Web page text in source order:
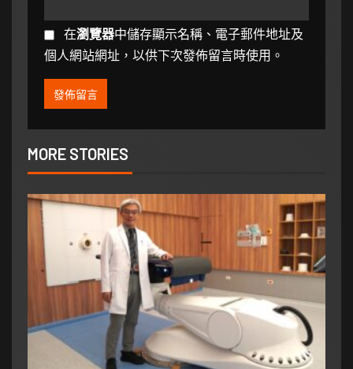
在瀏覽器中儲存顯示名稱、電子郵件地址及
個人網站網址，以供下次發佈留言時使用。
MORE STORIES